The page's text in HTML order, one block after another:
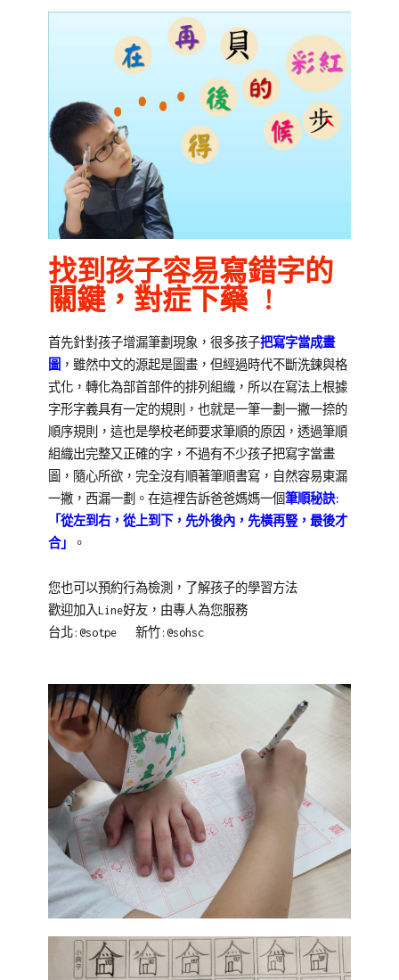
學
欄
【中
識】,
專
欄
【親
教
養
錦
囊】
閱
充
找到孩子容易寫錯字的
關鍵，對症下藥 !
首先針對孩子增漏筆劃現象，很多孩子把寫字當成畫
圖 ，雖然中文的源起是圖畫，但經過時代不斷洗鍊與格
式化，轉化為部首部件的排列組織，所以在寫法上根據
字形字義具有一定的規則，也就是一筆一劃一撇一捺的
順序規則，這也是學校老師要求筆順的原因，透過筆順
組織出完整又正確的字，不過有不少孩子把寫字當畫
圖，隨心所欲，完全沒有順著筆順書寫，自然容易東漏
一撇，西漏一劃。在這裡告訴爸爸媽媽一個筆順秘訣:
「從左到右，從上到下，先外後內，先橫再豎，最後才
合」
。
您也可以預約行為檢測，了解孩子的學習方法
歡迎加入Line好友，由專人為您服務
台北:@sotpe 新竹:@sohsc